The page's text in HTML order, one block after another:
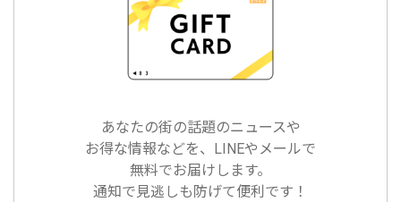
あなたの街の話題のニュースや
お得な情報などを、LINEやメールで
無料でお届けします。
通知で見逃しも防げて便利です！